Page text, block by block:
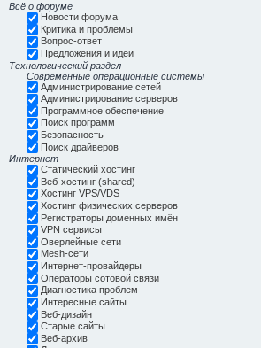
Всё о форуме
Новости форума
Критика и проблемы
Вопрос-ответ
Предложения и идеи
Технологический раздел
Современные операционные системы
Администрирование сетей
Администрирование серверов
Программное обеспечение
Поиск программ
Безопасность
Поиск драйверов
Интернет
Статический хостинг
Веб-хостинг (shared)
Хостинг VPS/VDS
Хостинг физических серверов
Регистраторы доменных имён
VPN сервисы
Оверлейные сети
Mesh-сети
Интернет-провайдеры
Операторы сотовой связи
Диагностика проблем
Интересные сайты
Веб-дизайн
Старые сайты
Веб-архив